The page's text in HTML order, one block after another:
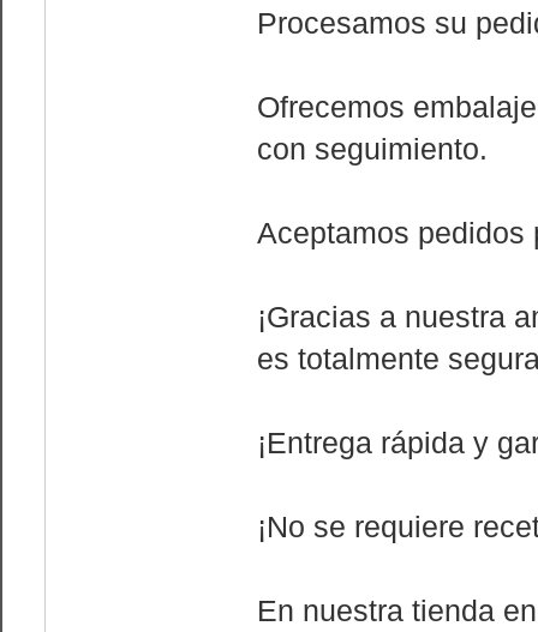
Procesamos su
Ofrecemos
con seguimiento.
Aceptamos pedidos
¡Gracias a nuestra
es totalmente
¡Entrega rápida y
¡No se requiere
En nuestra tienda